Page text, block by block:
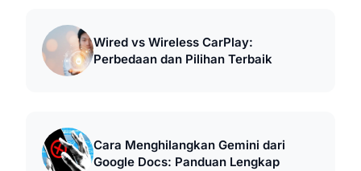
Wired vs Wireless CarPlay:
Perbedaan dan Pilihan Terbaik
Cara Menghilangkan Gemini dari
Google Docs: Panduan Lengkap